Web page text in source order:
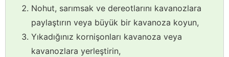
Nohut, sarımsak ve dereotlarını kavanozlara
paylaştırın veya büyük bir kavanoza koyun,
Yıkadığınız kornişonları kavanoza veya
kavanozlara yerleştirin,